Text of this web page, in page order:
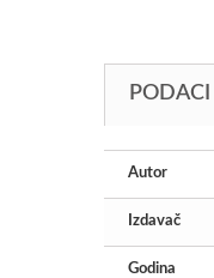
PODACI
Autor
Izdavač
Godina